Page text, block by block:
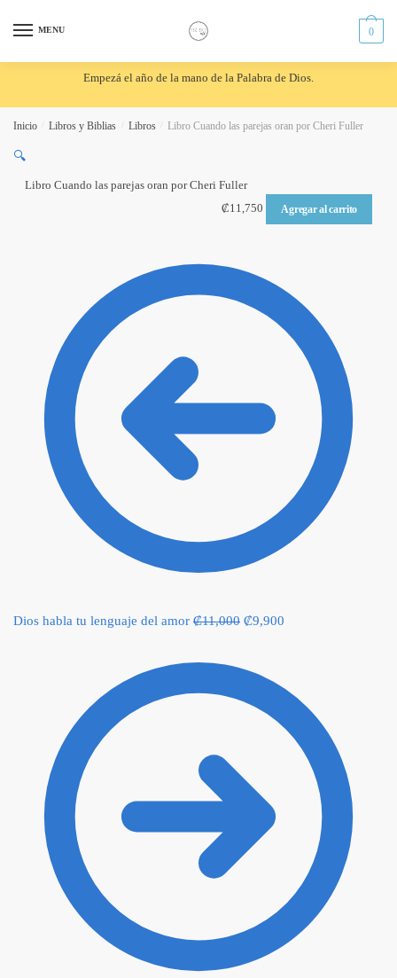
MENU 0
Empezá el año de la mano de la Palabra de Dios.
Inicio Libros y Biblias Libros Libro Cuando las parejas oran por Cheri Fuller
🔍
Libro Cuando las parejas oran por Cheri Fuller
₡11,750 Agregar al carrito
Dios habla tu lenguaje del amor ₡11,000 Original
₡11,000.
₡9,900